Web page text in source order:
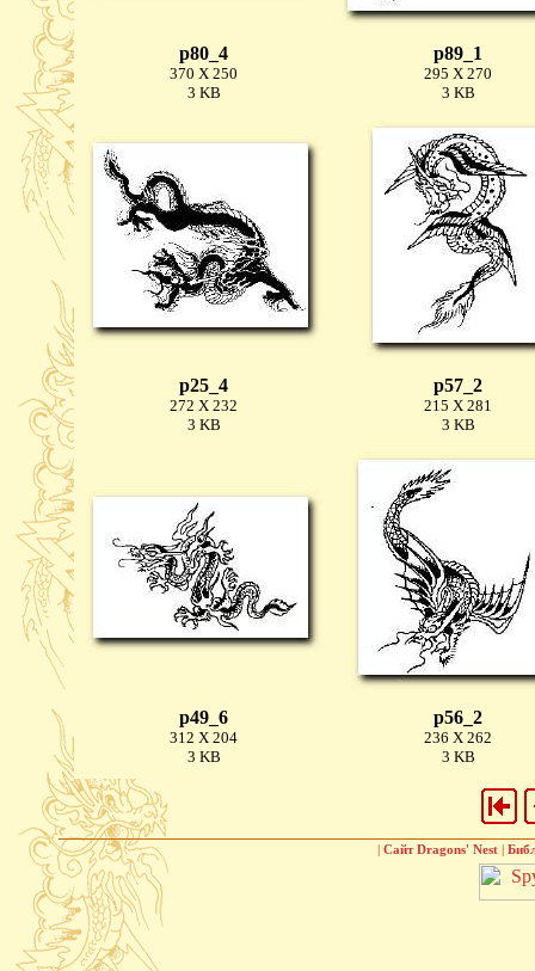
p80_4
370 X 250
3 KB
p89_1
295 X 270
3 KB
p25_4
272 X 232
3 KB
p57_2
215 X 281
3 KB
p49_6
312 X 204
3 KB
p56_2
236 X 262
3 KB
| Сайт Dragons' Nest|